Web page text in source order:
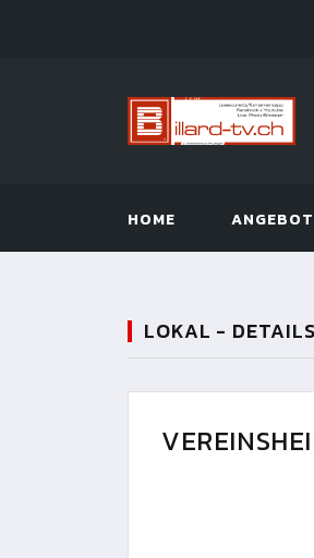
HOME
LOKAL - DETAILS